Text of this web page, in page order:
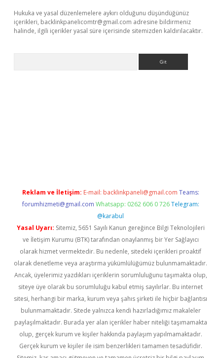
Hukuka ve yasal düzenlemelere aykırı olduğunu düşündüğünüz
içerikleri, backlinkpanelicomtr@gmail.com adresine bildirmeniz
halinde, ilgili içerikler yasal süre içerisinde sitemizden kaldırılacaktır.
Reklam ve İletişim: E-mail: backlinkpaneli@gmail.com Teams:
forumhizmeti@gmail.com Whatsapp: 0262 606 0 726 Telegram:
@karabul
Yasal Uyarı: Sitemiz, 5651 Sayılı Kanun gereğince Bilgi Teknolojileri
ve İletişim Kurumu (BTK) tarafından onaylanmış bir Yer Sağlayıcı
olarak hizmet vermektedir. Bu nedenle, sitedeki içerikleri proaktif
olarak denetleme veya araştırma yükümlülüğümüz bulunmamaktadır.
Ancak, üyelerimiz yazdıkları içeriklerin sorumluluğunu taşımakta olup,
siteye üye olarak bu sorumluluğu kabul etmiş sayılırlar. Bu internet
sitesi, herhangi bir marka, kurum veya şahıs şirketi ile hiçbir bağlantısı
bulunmamaktadır. Sitede yalnızca kendi hazırladığımız makaleler
paylaşılmaktadır. Burada yer alan içerikler haber niteliği taşımamakta
olup, gerçek kurum ve kişiler hakkında paylaşım yapılmamaktadır.
Gerçek kurum ve kişiler ile isim benzerlikleri tamamen tesadüfidir.